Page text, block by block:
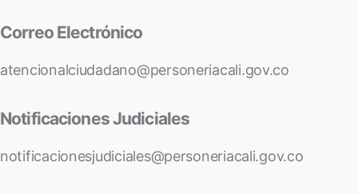
Correo Electrónico
atencionalciudadano@personeriacali.gov.co
Notificaciones Judiciales
notificacionesjudiciales@personeriacali.gov.co